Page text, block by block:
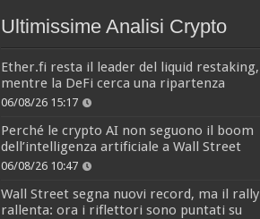
Ultimissime Analisi Crypto
Ether.fi resta il leader del liquid restaking,
mentre la DeFi cerca una ripartenza
06/08/26 15:17
Perché le crypto AI non seguono il boom
dell’intelligenza artificiale a Wall Street
06/08/26 10:47
Wall Street segna nuovi record, ma il rally
rallenta: ora i riflettori sono puntati su